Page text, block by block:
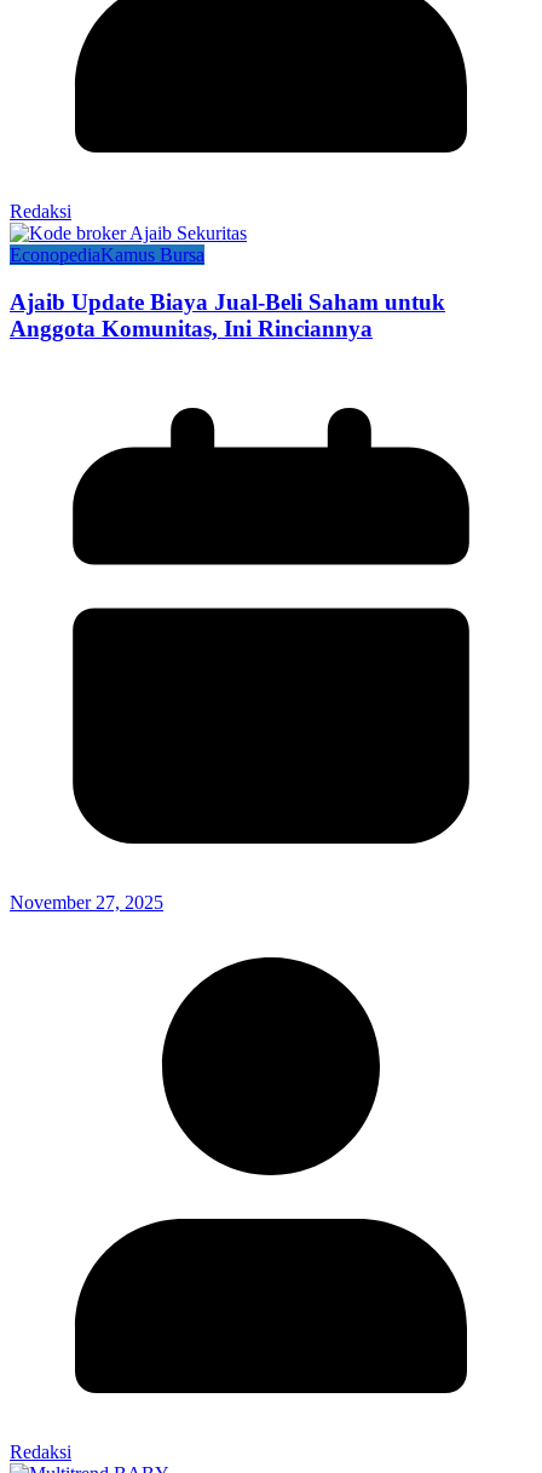
Redaksi
EconopediaKamus Bursa
Ajaib Update Biaya Jual-Beli Saham untuk
Anggota Komunitas, Ini Rinciannya
November 27, 2025
Redaksi